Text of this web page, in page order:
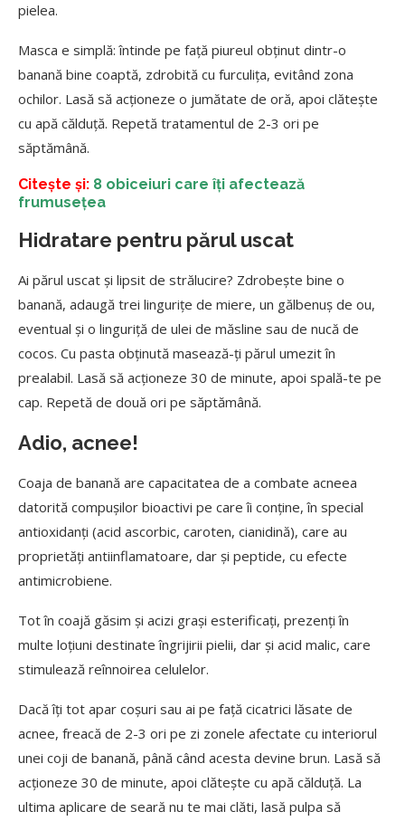
pielea.
Masca e simplă: întinde pe față piureul obținut dintr-o
banană bine coaptă, zdrobită cu furculița, evitând zona
ochilor. Lasă să acționeze o jumătate de oră, apoi clătește
cu apă călduță. Repetă tratamentul de 2-3 ori pe
săptămână.
Citește și: 8 obiceiuri care îți afectează
frumusețea
Hidratare pentru părul uscat
Ai părul uscat și lipsit de strălucire? Zdrobește bine o
banană, adaugă trei lingurițe de miere, un gălbenuș de ou,
eventual și o linguriță de ulei de măsline sau de nucă de
cocos. Cu pasta obținută masează-ți părul umezit în
prealabil. Lasă să acționeze 30 de minute, apoi spală-te pe
cap. Repetă de două ori pe săptămână.
Adio, acnee!
Coaja de banană are capacitatea de a combate acneea
datorită compușilor bioactivi pe care îi conține, în special
antioxidanți (acid ascorbic, caroten, cianidină), care au
proprietăți antiinflamatoare, dar și peptide, cu efecte
antimicrobiene.
Tot în coajă găsim și acizi grași esterificați, prezenți în
multe loțiuni destinate îngrijirii pielii, dar și acid malic, care
stimulează reînnoirea celulelor.
Dacă îți tot apar coșuri sau ai pe față cicatrici lăsate de
acnee, freacă de 2-3 ori pe zi zonele afectate cu interiorul
unei coji de banană, până când acesta devine brun. Lasă să
acționeze 30 de minute, apoi clătește cu apă călduță. La
ultima aplicare de seară nu te mai clăti, lasă pulpa să